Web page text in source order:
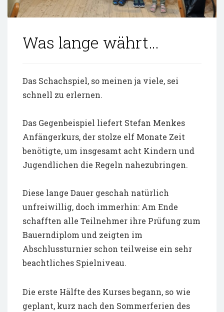
Was lange währt…
Das Schachspiel, so meinen ja viele, sei
schnell zu erlernen.
Das Gegenbeispiel liefert Stefan Menkes
Anfängerkurs, der stolze elf Monate Zeit
benötigte, um insgesamt acht Kindern und
Jugendlichen die Regeln nahezubringen.
Diese lange Dauer geschah natürlich
unfreiwillig, doch immerhin: Am Ende
schafften alle Teilnehmer ihre Prüfung zum
Bauerndiplom und zeigten im
Abschlussturnier schon teilweise ein sehr
beachtliches Spielniveau.
Die erste Hälfte des Kurses begann, so wie
geplant, kurz nach den Sommerferien des